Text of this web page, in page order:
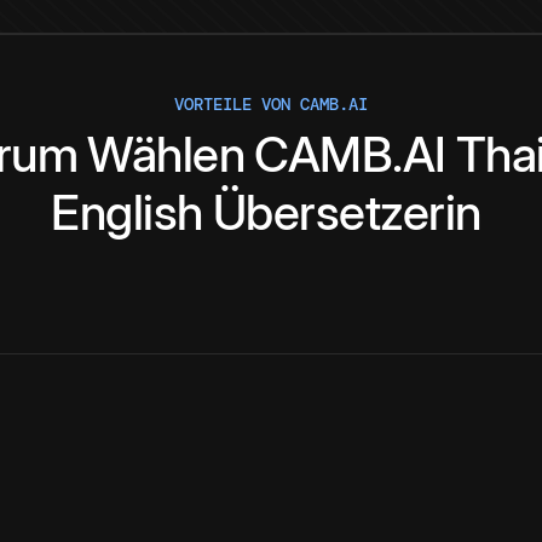
VORTEILE VON CAMB.AI
Wählen CAMB.AI
English Übersetzerin